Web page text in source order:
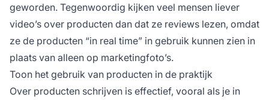
geworden. Tegenwoordig kijken veel mensen liever
video’s over producten dan dat ze reviews lezen, omdat
ze de producten “in real time” in gebruik kunnen zien in
plaats van alleen op marketingfoto’s.
Toon het gebruik van producten in de praktijk
Over producten schrijven is effectief, vooral als je in